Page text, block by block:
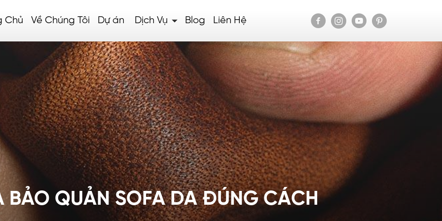
Chủ Về Chúng Tôi Dự án Dịch Vụ Blog Liên Hệ
BẢO QUẢN SOFA DA ĐÚNG CÁCH